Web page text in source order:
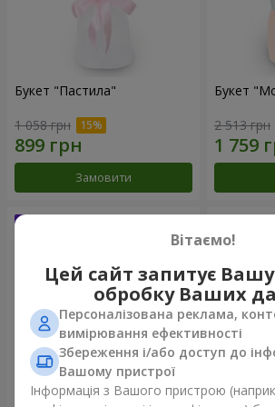
Букет "Пастила"
1 058 грн
Замовити
Букет
2 513 грн
Вітаємо!
Цей сайт запитує
обробку Ваших
Персоналізована реклама,
вимірювання ефективності
Збереження і/або доступ до
Вашому пристрої
Інформація з Вашого пристрою